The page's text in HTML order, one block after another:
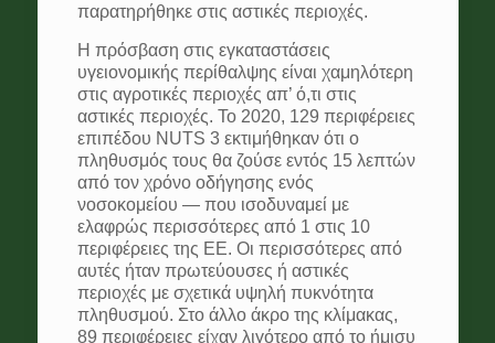
παρατηρήθηκε στις αστικές περιοχές.
Η πρόσβαση στις εγκαταστάσεις
υγειονομικής περίθαλψης είναι χαμηλότερη
στις αγροτικές περιοχές απ’ ό,τι στις
αστικές περιοχές. Το 2020, 129 περιφέρειες
επιπέδου NUTS 3 εκτιμήθηκαν ότι ο
πληθυσμός τους θα ζούσε εντός 15 λεπτών
από τον χρόνο οδήγησης ενός
νοσοκομείου — που ισοδυναμεί με
ελαφρώς περισσότερες από 1 στις 10
περιφέρειες της ΕΕ. Οι περισσότερες από
αυτές ήταν πρωτεύουσες ή αστικές
περιοχές με σχετικά υψηλή πυκνότητα
πληθυσμού. Στο άλλο άκρο της κλίμακας,
89 περιφέρειες είχαν λιγότερο από το ήμισυ